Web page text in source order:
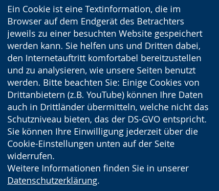
Ein Cookie ist eine Textinformation, die im
Browser auf dem Endgerät des Betrachters
jeweils zu einer besuchten Website gespeichert
werden kann. Sie helfen uns und Dritten dabei,
den Internetauftritt komfortabel bereitzustellen
und zu analysieren, wie unsere Seiten benutzt
werden. Bitte beachten Sie: Einige Cookies von
Drittanbietern (z.B. YouTube) können Ihre Daten
auch in Drittländer übermitteln, welche nicht das
Schutzniveau bieten, das der DS-GVO entspricht.
Sie können Ihre Einwilligung jederzeit über die
Cookie-Einstellungen unten auf der Seite
widerrufen.
Weitere Informationen finden Sie in unserer
Datenschutzerklärung.